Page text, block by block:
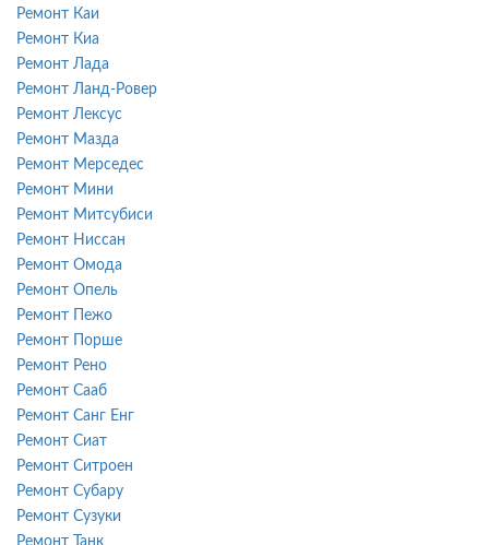
Ремонт Каи
Ремонт Киа
Ремонт Лада
Ремонт Ланд-Ровер
Ремонт Лексус
Ремонт Мазда
Ремонт Мерседес
Ремонт Мини
Ремонт Митсубиси
Ремонт Ниссан
Ремонт Омода
Ремонт Опель
Ремонт Пежо
Ремонт Порше
Ремонт Рено
Ремонт Сааб
Ремонт Санг Енг
Ремонт Сиат
Ремонт Ситроен
Ремонт Субару
Ремонт Сузуки
Ремонт Танк